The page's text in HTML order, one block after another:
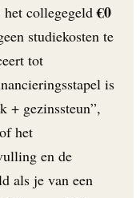
het collegegeld€0
studiekosten te
tot
is
+ gezinssteun”,
het
en de
als je van een